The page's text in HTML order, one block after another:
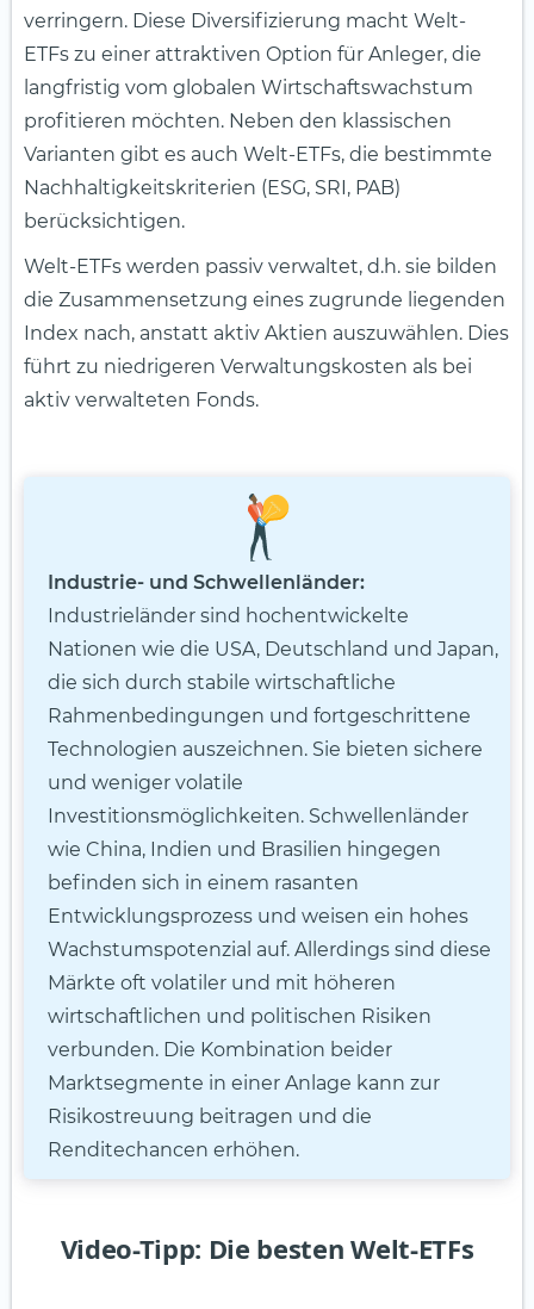
verringern. Diese Diversifizierung macht Welt-
ETFs zu einer attraktiven Option für Anleger, die
langfristig vom globalen Wirtschaftswachstum
profitieren möchten. Neben den klassischen
Varianten gibt es auch Welt-ETFs, die bestimmte
Nachhaltigkeitskriterien (ESG, SRI, PAB)
berücksichtigen.
Welt-ETFs werden passiv verwaltet, d.h. sie bilden
die Zusammensetzung eines zugrunde liegenden
Index nach, anstatt aktiv Aktien auszuwählen. Dies
führt zu niedrigeren Verwaltungskosten als bei
aktiv verwalteten Fonds.
Industrie- und Schwellenländer:
Industrieländer sind hochentwickelte
Nationen wie die USA, Deutschland und Japan,
die sich durch stabile wirtschaftliche
Rahmenbedingungen und fortgeschrittene
Technologien auszeichnen. Sie bieten sichere
und weniger volatile
Investitionsmöglichkeiten. Schwellenländer
wie China, Indien und Brasilien hingegen
befinden sich in einem rasanten
Entwicklungsprozess und weisen ein hohes
Wachstumspotenzial auf. Allerdings sind diese
Märkte oft volatiler und mit höheren
wirtschaftlichen und politischen Risiken
verbunden. Die Kombination beider
Marktsegmente in einer Anlage kann zur
Risikostreuung beitragen und die
Renditechancen erhöhen.
Video-Tipp: Die besten Welt-ETFs